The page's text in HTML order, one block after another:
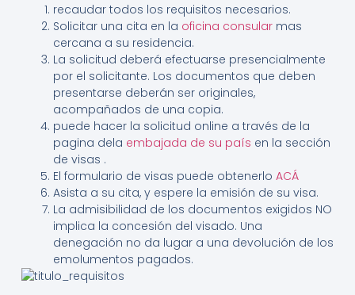
recaudar todos los requisitos necesarios.
Solicitar una cita en la oficina consularmas
cercana a su residencia.
La solicitud deberá efectuarse presencialmente
por el solicitante. Los documentos que deben
presentarse deberán ser originales,
acompañados de una copia.
puede hacer la solicitud online a través de la
pagina dela embajada de su país en la sección
de visas .
El formulario de visas puede obtenerlo ACÁ
Asista a su cita, y espere la emisión de su visa.
La admisibilidad de los documentos exigidos NO
implica la concesión del visado. Una
denegación no da lugar a una devolución de los
emolumentos pagados.